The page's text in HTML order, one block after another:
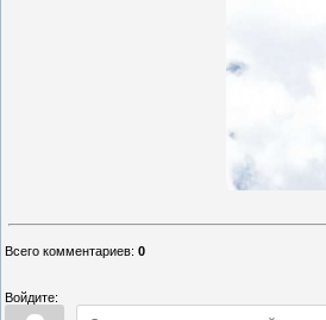
Всего комментариев: 0
Войдите: